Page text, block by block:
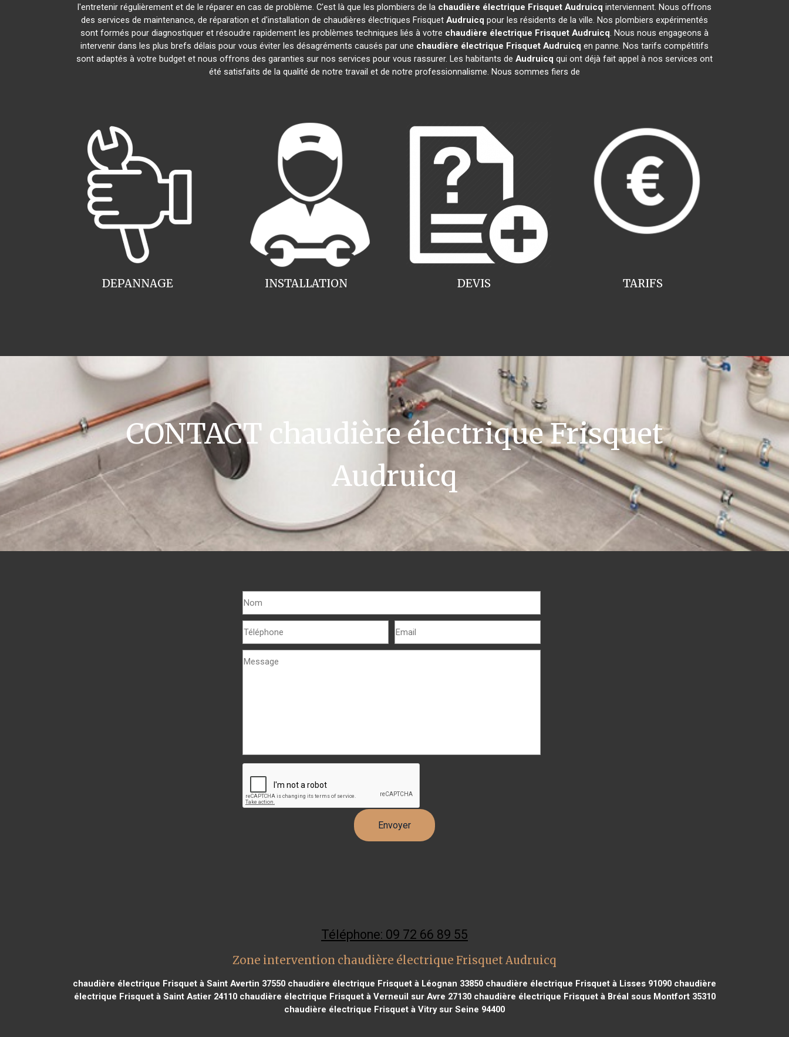
l'entretenir régulièrement et de le réparer en cas de problème. C'est là que les plombiers de la chaudière électrique Frisquet Audruicq interviennent. Nous offrons
des services de maintenance, de réparation et d'installation de chaudières électriques Frisquet Audruicq pour les résidents de la ville. Nos plombiers expérimentés
sont formés pour diagnostiquer et résoudre rapidement les problèmes techniques liés à votre chaudière électrique Frisquet Audruicq. Nous nous engageons à
intervenir dans les plus brefs délais pour vous éviter les désagréments causés par une chaudière électrique Frisquet Audruicq en panne. Nos tarifs compétitifs
sont adaptés à votre budget et nous offrons des garanties sur nos services pour vous rassurer. Les habitants de Audruicq qui ont déjà fait appel à nos services ont
été satisfaits de la qualité de notre travail et de notre professionnalisme. Nous sommes fiers de
INSTALLATION
DEPANNAGE TARIFS
DEVIS
CONTACT chaudière électrique Frisquet
Audruicq
Téléphone: 09 72 66 89 55
Zone intervention chaudière électrique Frisquet Audruicq
chaudière électrique Frisquet à Saint Avertin 37550 chaudière électrique Frisquet à Léognan 33850 chaudière électrique Frisquet à Lisses 91090 chaudière
électrique Frisquet à Saint Astier 24110chaudière électrique Frisquet à Verneuil sur Avre 27130chaudière électrique Frisquet à Bréal sous Montfort 35310
chaudière électrique Frisquet à Vitry sur Seine 94400